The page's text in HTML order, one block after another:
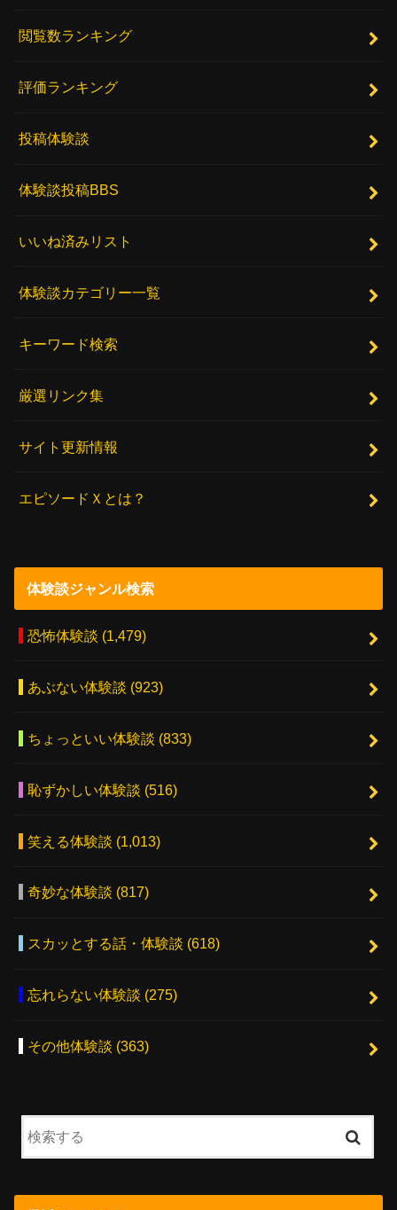
閲覧数ランキング
評価ランキング
投稿体験談
体験談投稿BBS
いいね済みリスト
体験談カテゴリー一覧
キーワード検索
厳選リンク集
サイト更新情報
エピソードＸとは？
体験談ジャンル検索
恐怖体験談 (1,479)
あぶない体験談 (923)
ちょっといい体験談 (833)
恥ずかしい体験談 (516)
笑える体験談 (1,013)
奇妙な体験談 (817)
スカッとする話・体験談 (618)
忘れらない体験談 (275)
その他体験談 (363)